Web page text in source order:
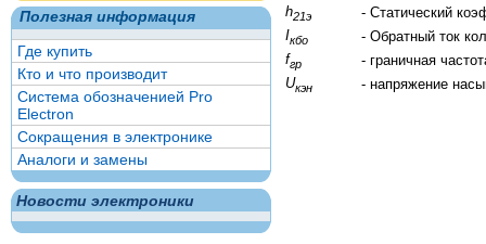
Полезная информация
Где купить
Кто и что производит
Система обозначенией Pro
Electron
Сокращения в электронике
Аналоги и замены
Новости электроники
h21э
- Статический
Iкбо
- Обратный ток
fгр
- граничная
Uкэн - напряжение